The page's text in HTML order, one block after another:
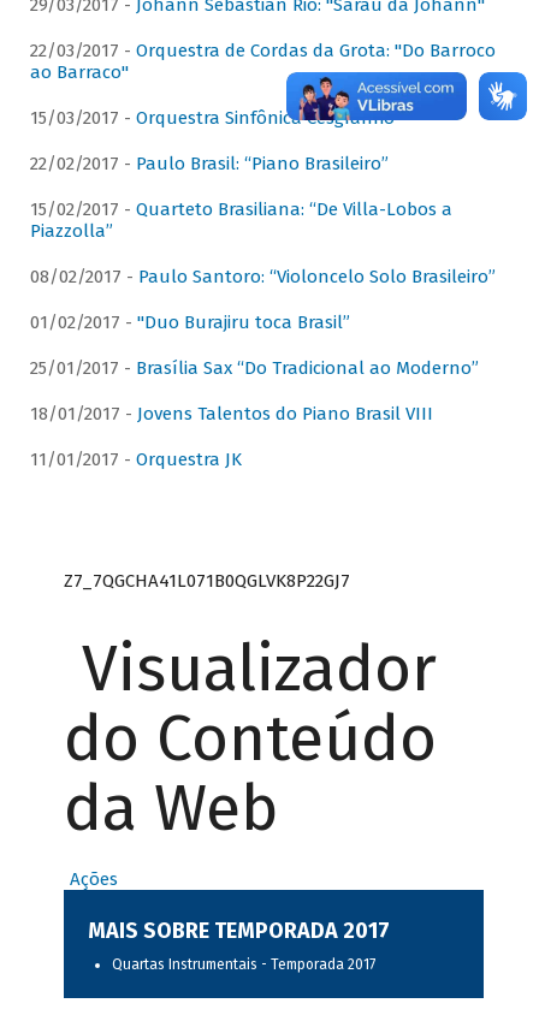
29/03/2017 - Johann Sebastian Rio: "Sarau da Johann"
22/03/2017 - Orquestra de Cordas da Grota: "Do Barroco
ao Barraco"
15/03/2017 - Orquestra Sinfônica Cesgranrio
22/02/2017 - Paulo Brasil: “Piano Brasileiro”
15/02/2017 - Quarteto Brasiliana: “De Villa-Lobos a
Piazzolla”
08/02/2017 - Paulo Santoro: “Violoncelo Solo Brasileiro”
01/02/2017 - "Duo Burajiru toca Brasil”
25/01/2017 - Brasília Sax “Do Tradicional ao Moderno”
18/01/2017 - Jovens Talentos do Piano Brasil VIII
11/01/2017 - Orquestra JK
Z7_7QGCHA41L071B0QGLVK8P22GJ7
Visualizador
do Conteúdo
da Web
Ações
MAIS SOBRE TEMPORADA 2017
Quartas Instrumentais - Temporada 2017